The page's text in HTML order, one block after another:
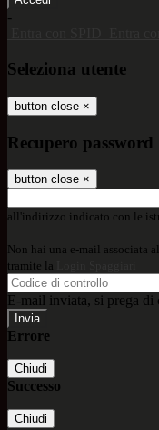
-
Seleziona utente
button close ×
Recupero password
button close ×
all'indirizzo indicato con le
Non hai una e-mail associata
tramite la
E-mail inviata, si prega di
Errore
Chiudi
Successo
Chiudi